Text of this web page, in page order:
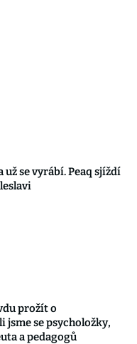
se vyrábí. Peaq sjíždí
prožít o
jsme se psycholožky,
a pedagogů